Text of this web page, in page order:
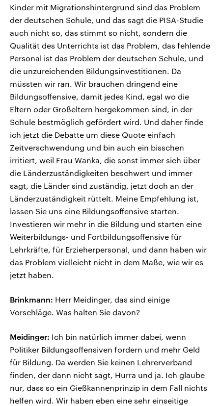
Kinder mit Migrationshintergrund sind das Problem
der deutschen Schule, und das sagt die PISA-Studie
auch nicht so, das stimmt so nicht, sondern die
Qualität des Unterrichts ist das Problem, das fehlende
Personal ist das Problem der deutschen Schule, und
die unzureichenden Bildungsinvestitionen. Da
müssten wir ran. Wir brauchen dringend eine
Bildungsoffensive, damit jedes Kind, egal wo die
Eltern oder Großeltern hergekommen sind, in der
Schule bestmöglich gefördert wird. Und daher finde
ich jetzt die Debatte um diese Quote einfach
Zeitverschwendung und bin auch ein bisschen
irritiert, weil Frau Wanka, die sonst immer sich über
die Länderzuständigkeiten beschwert und immer
sagt, die Länder sind zuständig, jetzt doch an der
Länderzuständigkeit rüttelt. Meine Empfehlung ist,
lassen Sie uns eine Bildungsoffensive starten.
Investieren wir mehr in die Bildung und starten eine
Weiterbildungs- und Fortbildungsoffensive für
Lehrkräfte, für Erzieherpersonal, und dann haben wir
das Problem vielleicht nicht in dem Maße, wie wir es
jetzt haben.
Brinkmann: Herr Meidinger, das sind einige
Vorschläge. Was halten Sie davon?
Meidinger: Ich bin natürlich immer dabei, wenn
Politiker Bildungsoffensiven fordern und mehr Geld
für Bildung. Da werden Sie keinen Lehrerverband
finden, der dann nicht sagt, Hurra und ja. Ich glaube
nur, dass so ein Gießkannenprinzip in dem Fall nichts
helfen wird. Wir haben eben eine sehr einseitige